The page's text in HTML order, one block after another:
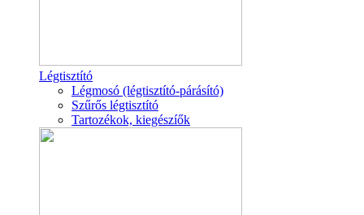
Légtisztító
Légmosó (légtisztító-párásító)
Szűrős légtisztító
Tartozékok, kiegészíők